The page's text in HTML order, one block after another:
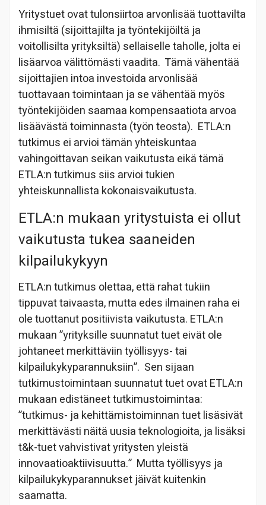
Yritystuet ovat tulonsiirtoa arvonlisää tuottavilta
ihmisiltä (sijoittajilta ja työntekijöiltä ja
voitollisilta yrityksiltä) sellaiselle taholle, jolta ei
lisäarvoa välittömästi vaadita. Tämä vähentää
sijoittajien intoa investoida arvonlisää
tuottavaan toimintaan ja se vähentää myös
työntekijöiden saamaa kompensaatiota arvoa
lisäävästä toiminnasta (työn teosta). ETLA:n
tutkimus ei arvioi tämän yhteiskuntaa
vahingoittavan seikan vaikutusta eikä tämä
ETLA:n tutkimus siis arvioi tukien
yhteiskunnallista kokonaisvaikutusta.
ETLA:n mukaan yritystuista ei ollut
vaikutusta tukea saaneiden
kilpailukykyyn
ETLA:n tutkimus olettaa, että rahat tukiin
tippuvat taivaasta, mutta edes ilmainen raha ei
ole tuottanut positiivista vaikutusta. ETLA:n
mukaan ”yrityksille suunnatut tuet eivät ole
johtaneet merkittäviin työllisyys- tai
kilpailukykyparannuksiin”. Sen sijaan
tutkimustoimintaan suunnatut tuet ovat ETLA:n
mukaan edistäneet tutkimustoimintaa:
”tutkimus- ja kehittämistoiminnan tuet lisäsivät
merkittävästi näitä uusia teknologioita, ja lisäksi
t&k-tuet vahvistivat yritysten yleistä
innovaatioaktiivisuutta.” Mutta työllisyys ja
kilpailukykyparannukset jäivät kuitenkin
saamatta.